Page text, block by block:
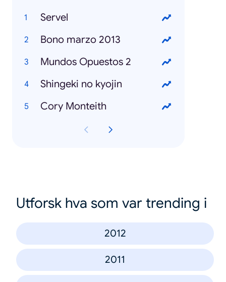
Servel
Bono marzo 2013
Mundos Opuestos 2
Shingeki no kyojin
Cory Monteith
Utforsk hva som var trending i
2012
2011